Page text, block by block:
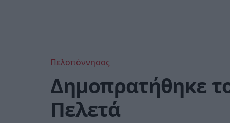
Πελοπόννησος
Δημοπρατήθηκε
Πελετά